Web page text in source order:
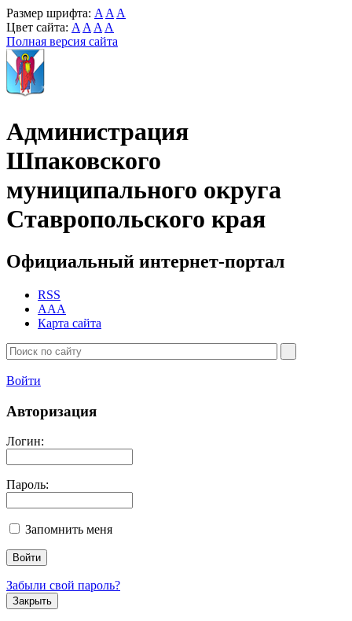
Размер шрифта: A A A
Цвет сайта: A A A A
Полная версия сайта
Администрация
Шпаковского
муниципального округа
Ставропольского края
Официальный интернет-портал
RSS
AAA
Карта сайта
Войти
Авторизация
Логин:
Пароль:
Запомнить меня
Забыли свой пароль?
Закрыть